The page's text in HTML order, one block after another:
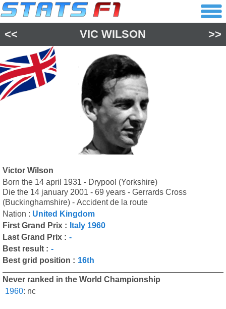
<< VIC WILSON >>
Victor Wilson
Born the 14 april 1931 - Drypool (Yorkshire)
Die the 14 january 2001 - 69 years - Gerrards Cross
(Buckinghamshire) - Accident de la route
Nation : United Kingdom
First Grand Prix : Italy 1960
Last Grand Prix : -
Best result : -
Best grid position : 16th
Never ranked in the World Championship
1960: nc